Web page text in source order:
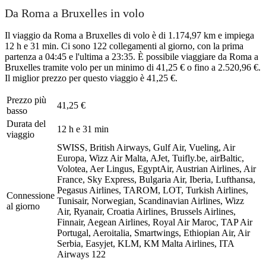
Da Roma a Bruxelles in volo
Il viaggio da Roma a Bruxelles di volo è di 1.174,97 km e impiega
12 h e 31 min. Ci sono 122 collegamenti al giorno, con la prima
partenza a 04:45 e l'ultima a 23:35. È possibile viaggiare da Roma a
Bruxelles tramite volo per un minimo di 41,25 € o fino a 2.520,96 €.
Il miglior prezzo per questo viaggio è 41,25 €.
Prezzo più
basso
41,25 €
Durata del
viaggio
12 h e 31 min
Connessione
al giorno
SWISS, British Airways, Gulf Air, Vueling, Air
Europa, Wizz Air Malta, AJet, Tuifly.be, airBaltic,
Volotea, Aer Lingus, EgyptAir, Austrian Airlines, Air
France, Sky Express, Bulgaria Air, Iberia, Lufthansa,
Pegasus Airlines, TAROM, LOT, Turkish Airlines,
Tunisair, Norwegian, Scandinavian Airlines, Wizz
Air, Ryanair, Croatia Airlines, Brussels Airlines,
Finnair, Aegean Airlines, Royal Air Maroc, TAP Air
Portugal, Aeroitalia, Smartwings, Ethiopian Air, Air
Serbia, Easyjet, KLM, KM Malta Airlines, ITA
Airways 122